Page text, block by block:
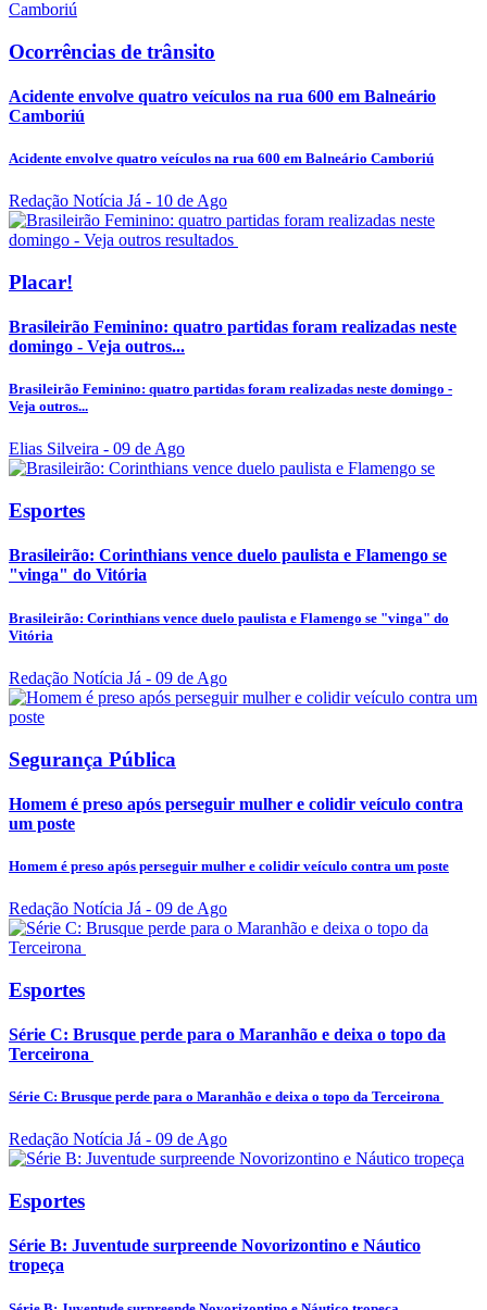
Ocorrências de trânsito
Acidente envolve quatro veículos na rua 600 em Balneário
Camboriú
Acidente envolve quatro veículos na rua 600 em Balneário Camboriú
Redação Notícia Já - 10 de Ago
Placar!
Brasileirão Feminino: quatro partidas foram realizadas neste
domingo - Veja outros...
Brasileirão Feminino: quatro partidas foram realizadas neste domingo -
Veja outros...
Elias Silveira - 09 de Ago
Esportes
Brasileirão: Corinthians vence duelo paulista e Flamengo se
"vinga" do Vitória
Brasileirão: Corinthians vence duelo paulista e Flamengo se "vinga" do
Vitória
Redação Notícia Já - 09 de Ago
Segurança Pública
Homem é preso após perseguir mulher e colidir veículo contra
um poste
Homem é preso após perseguir mulher e colidir veículo contra um poste
Redação Notícia Já - 09 de Ago
Esportes
Série C: Brusque perde para o Maranhão e deixa o topo da
Terceirona
Série C: Brusque perde para o Maranhão e deixa o topo da Terceirona
Redação Notícia Já - 09 de Ago
Esportes
Série B: Juventude surpreende Novorizontino e Náutico
tropeça